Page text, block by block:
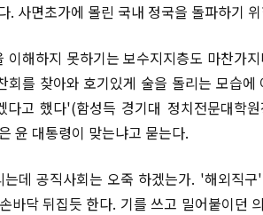
. 사면초가에 몰린 국내 정국을 돌파하기
이해하지 못하기는 보수지지층도 마찬가
회를 찾아와 호기있게 술을 돌리는 모습
다고 했다'(함성득 경기대 정치전문대학
윤 대통령이 맞는냐고 묻는다.
는데 공직사회는 오죽 하겠는가. '해외직
바닥 뒤집듯 한다. 기를 쓰고 밀어붙이던